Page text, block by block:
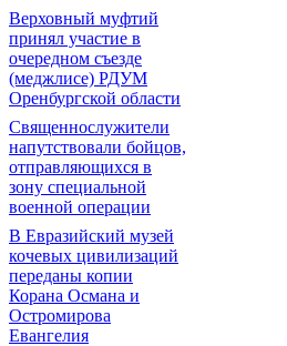
Верховный муфтий
принял участие в
очередном съезде
(меджлисе) РДУМ
Оренбургской области
Священнослужители
напутствовали бойцов,
отправляющихся в
зону специальной
военной операции
В Евразийский музей
кочевых цивилизаций
переданы копии
Корана Османа и
Остромирова
Евангелия